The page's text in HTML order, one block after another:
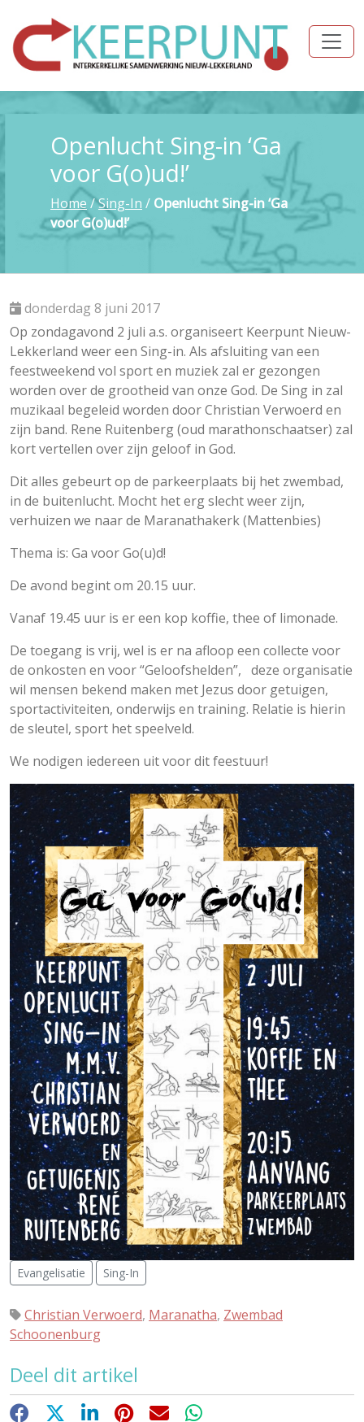
Openlucht Sing-in ‘Ga
voor G(o)ud!’
Home /Sing-In / Openlucht Sing-in ‘Ga
voor G(o)ud!’
donderdag 8 juni 2017
Op zondagavond 2 juli a.s. organiseert Keerpunt Nieuw-
Lekkerland weer een Sing-in. Als afsluiting van een
feestweekend vol sport en muziek zal er gezongen
worden over de grootheid van onze God. De Sing in zal
muzikaal begeleid worden door Christian Verwoerd en
zijn band. Rene Ruitenberg (oud marathonschaatser) zal
kort vertellen over zijn geloof in God.
Dit alles gebeurt op de parkeerplaats bij het zwembad,
in de buitenlucht. Mocht het erg slecht weer zijn,
verhuizen we naar de Maranathakerk (Mattenbies)
Thema is: Ga voor Go(u)d!
De avond begint om 20.15 uur.
Vanaf 19.45 uur is er een kop koffie, thee of limonade.
De toegang is vrij, wel is er na afloop een collecte voor
de onkosten en voor “Geloofshelden”, deze organisatie
wil mensen bekend maken met Jezus door getuigen,
sportactiviteiten, onderwijs en training. Relatie is hierin
de sleutel, sport het speelveld.
We nodigen iedereen uit voor dit feestuur!
Evangelisatie Sing-In
Christian Verwoerd, Maranatha, Zwembad
Schoonenburg
Deel dit artikel
Facebook LinkedInPinterestE-mailWhatsApp